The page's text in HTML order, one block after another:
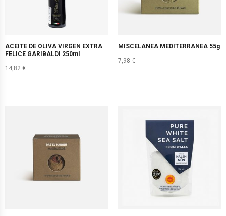
ACEITE DE OLIVA VIRGEN EXTRA
FELICE GARIBALDI 250ml
14,82 €
MISCELANEA MEDITERRANEA 55g
7,98 €